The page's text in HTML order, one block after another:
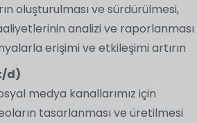
oluşturulması ve sürdürülmesi,
analizi ve raporlanması
erişimi ve etkileşimi artırın
d)
medya kanallarımız için
tasarlanması ve üretilmesi